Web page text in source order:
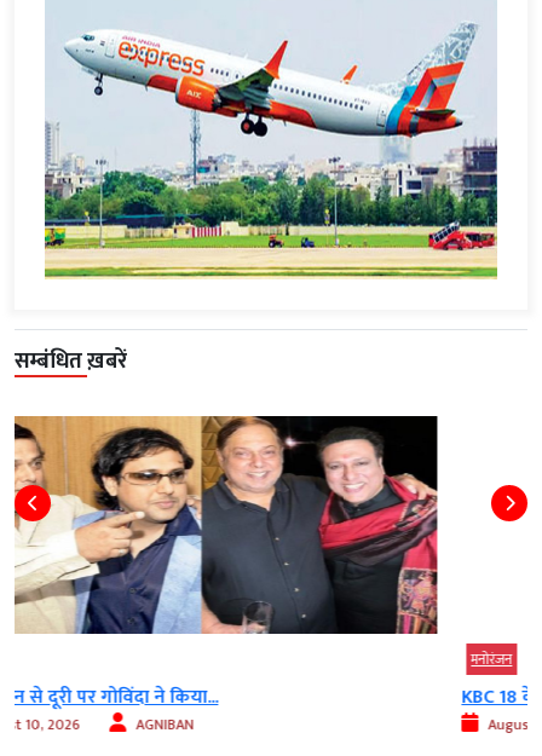
सम्बंधित ख़बरें
KBC 18 के प्रोमो में अमिताभ बच्चन ने...
August 10, 2026